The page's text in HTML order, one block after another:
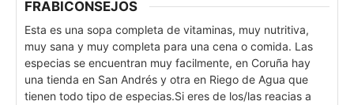
FRABICONSEJOS
Esta es una sopa completa de vitaminas, muy nutritiva,
muy sana y muy completa para una cena o comida. Las
especias se encuentran muy facilmente, en Coruña hay
una tienda en San Andrés y otra en Riego de Agua que
tienen todo tipo de especias.Si eres de los/las reacias a